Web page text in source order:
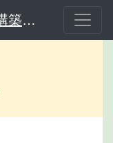
インクルーシブ教育システム構築支援データベース（インクルDB）